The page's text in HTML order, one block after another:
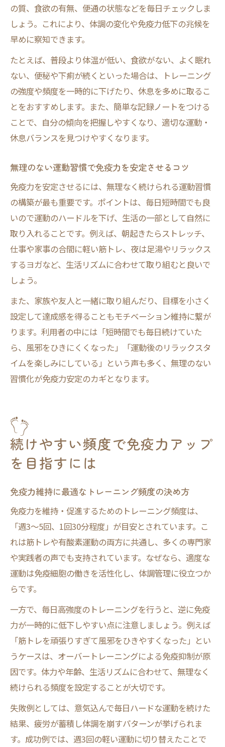
の質、食欲の有無、便通の状態などを毎日チェックしま
しょう。これにより、体調の変化や免疫力低下の兆候を
早めに察知できます。
たとえば、普段より体温が低い、食欲がない、よく眠れ
ない、便秘や下痢が続くといった場合は、トレーニング
の強度や頻度を一時的に下げたり、休息を多めに取るこ
とをおすすめします。また、簡単な記録ノートをつける
ことで、自分の傾向を把握しやすくなり、適切な運動・
休息バランスを見つけやすくなります。
無理のない運動習慣で免疫力を安定させるコツ
免疫力を安定させるには、無理なく続けられる運動習慣
の構築が最も重要です。ポイントは、毎日短時間でも良
いので運動のハードルを下げ、生活の一部として自然に
取り入れることです。例えば、朝起きたらストレッチ、
仕事や家事の合間に軽い筋トレ、夜は足湯やリラックス
するヨガなど、生活リズムに合わせて取り組むと良いで
しょう。
また、家族や友人と一緒に取り組んだり、目標を小さく
設定して達成感を得ることもモチベーション維持に繋が
ります。利用者の中には「短時間でも毎日続けていた
ら、風邪をひきにくくなった」「運動後のリラックスタ
イムを楽しみにしている」という声も多く、無理のない
習慣化が免疫力安定のカギとなります。
続けやすい頻度で免疫力アップ
を目指すには
免疫力維持に最適なトレーニング頻度の決め方
免疫力を維持・促進するためのトレーニング頻度は、
「週3～5回、1回30分程度」が目安とされています。こ
れは筋トレや有酸素運動の両方に共通し、多くの専門家
や実践者の声でも支持されています。なぜなら、適度な
運動は免疫細胞の働きを活性化し、体調管理に役立つか
らです。
一方で、毎日高強度のトレーニングを行うと、逆に免疫
力が一時的に低下しやすい点に注意しましょう。例えば
「筋トレを頑張りすぎて風邪をひきやすくなった」とい
うケースは、オーバートレーニングによる免疫抑制が原
因です。体力や年齢、生活リズムに合わせて、無理なく
続けられる頻度を設定することが大切です。
失敗例としては、意気込んで毎日ハードな運動を続けた
結果、疲労が蓄積し体調を崩すパターンが挙げられま
す。成功例では、週3回の軽い運動に切り替えたことで